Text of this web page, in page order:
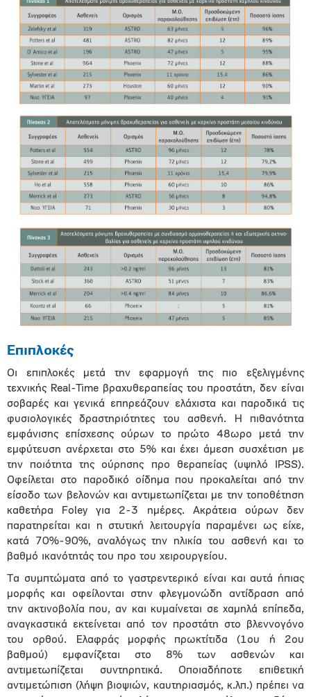
Επιπλοκές
Οι επιπλοκές μετά την εφαρμογή της πιο εξελιγμένης
τεχνικής Real-Time βραχυθεραπείας του προστάτη, δεν είναι
σοβαρές και γενικά επηρεάζουν ελάχιστα και παροδικά τις
φυσιολογικές δραστηριότητες του ασθενή. Η πιθανότητα
εμφάνισης επίσχεσης ούρων το πρώτο 48ωρο μετά την
εμφύτευση ανέρχεται στο 5% και έχει άμεση συσχέτιση με
την ποιότητα της ούρησης προ θεραπείας (υψηλό IPSS).
Οφείλεται στο παροδικό οίδημα που προκαλείται από την
είσοδο των βελονών και αντιμετωπίζεται με την τοποθέτηση
καθετήρα Foley για 2-3 ημέρες. Ακράτεια ούρων δεν
παρατηρείται και η στυτική λειτουργία παραμένει ως είχε,
κατά 70%-90%, αναλόγως την ηλικία του ασθενή και το
βαθμό ικανότητάς του προ του χειρουργείου.
Τα συμπτώματα από το γαστρεντερικό είναι και αυτά ήπιας
μορφής και οφείλονται στην φλεγμονώδη αντίδραση από
την ακτινοβολία που, αν και κυμαίνεται σε χαμηλά επίπεδα,
αναγκαστικά εκτείνεται από τον προστάτη στο βλεννογόνο
του ορθού. Ελαφράς μορφής πρωκτίτιδα (1ου ή 2ου
βαθμού) εμφανίζεται στο 8% των ασθενών και
αντιμετωπίζεται συντηρητικά. Οποιαδήποτε επιθετική
αντιμετώπιση (λήψη βιοψιών, καυτηριασμός, κ.λπ.) πρέπει να